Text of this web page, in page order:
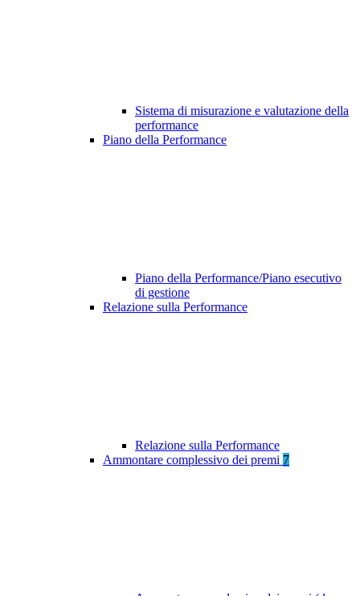
Sistema di misurazione e valutazione della
performance
Piano della Performance
Piano della Performance/Piano esecutivo
di gestione
Relazione sulla Performance
Relazione sulla Performance
Ammontare complessivo dei premi 7